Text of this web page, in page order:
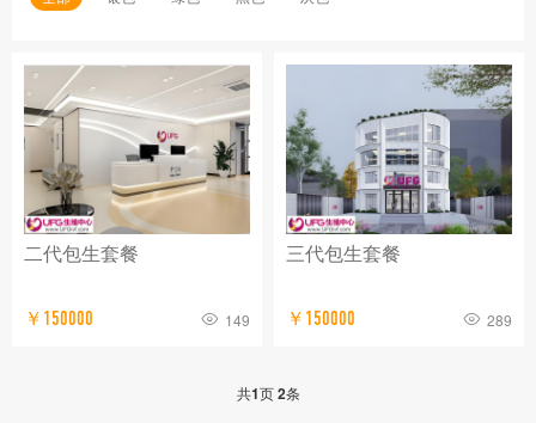
二代包生套餐
￥150000 149
三代包生套餐
￥150000 289
共1页2条